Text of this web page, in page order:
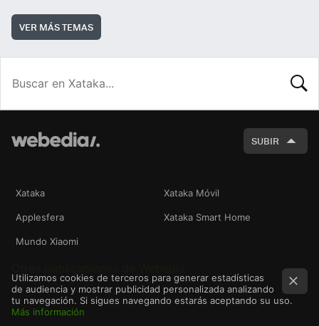
VER MÁS TEMAS
SUBIR
Xataka Xataka Móvil
Applesfera Xataka Smart Home
Mundo Xiaomi
Utilizamos cookies de terceros para generar estadísticas
de audiencia y mostrar publicidad personalizada analizando
tu navegación. Si sigues navegando estarás aceptando su uso.
Más información